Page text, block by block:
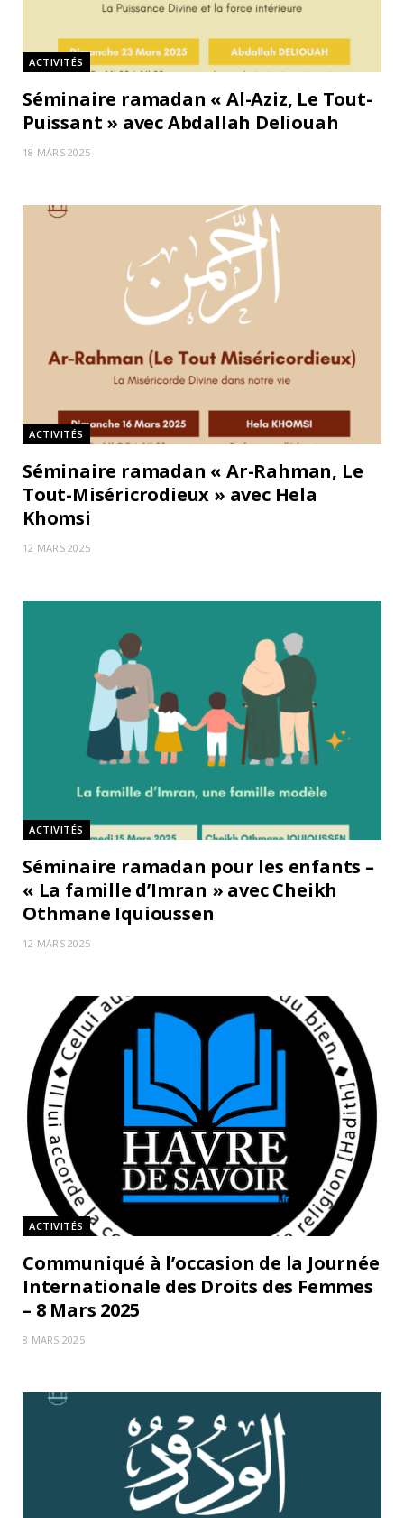
ACTIVITÉS
Séminaire ramadan « Al-Aziz, Le Tout-
Puissant » avec Abdallah Deliouah
18 MARS 2025
ACTIVITÉS
Séminaire ramadan « Ar-Rahman, Le
Tout-Miséricrodieux » avec Hela
Khomsi
12 MARS 2025
ACTIVITÉS
Séminaire ramadan pour les enfants –
« La famille d’Imran » avec Cheikh
Othmane Iquioussen
12 MARS 2025
ACTIVITÉS
Communiqué à l’occasion de la Journée
Internationale des Droits des Femmes
– 8 Mars 2025
8 MARS 2025